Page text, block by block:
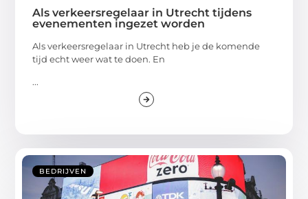
Als verkeersregelaar in Utrecht tijdens
evenementen ingezet worden
Als verkeersregelaar in Utrecht heb je de komende
tijd echt weer wat te doen. En
...
BEDRIJVEN